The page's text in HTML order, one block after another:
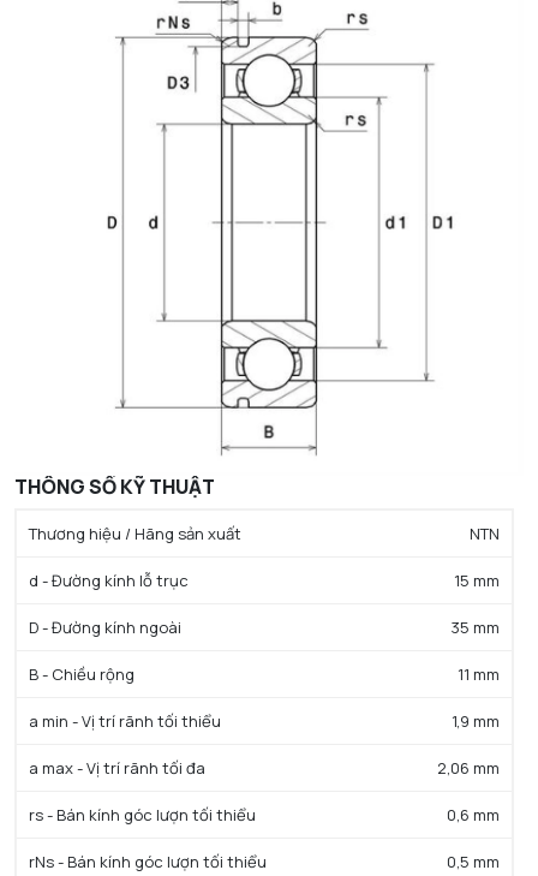
THÔNG SỐ KỸ THUẬT
Thương hiệu / Hãng sản xuất NTN
d - Đường kính lỗ trục 15 mm
D - Đường kính ngoài 35 mm
B - Chiều rộng 11 mm
a min - Vị trí rãnh tối thiểu 1,9 mm
a max - Vị trí rãnh tối đa 2,06 mm
rs - Bán kính góc lượn tối thiểu 0,6 mm
rNs - Bán kính góc lượn tối thiểu 0,5 mm